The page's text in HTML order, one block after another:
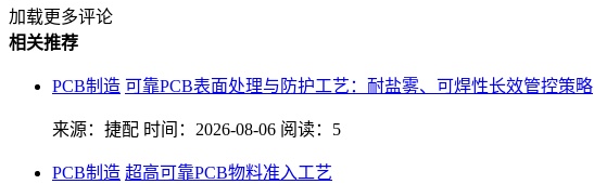
加载更多评论
相关推荐
PCB制造 可靠PCB表面处理与防护工艺：耐盐雾、可焊性长效管控策略
来源：捷配 时间：2026-08-06 阅读：5
PCB制造 超高可靠PCB物料准入工艺